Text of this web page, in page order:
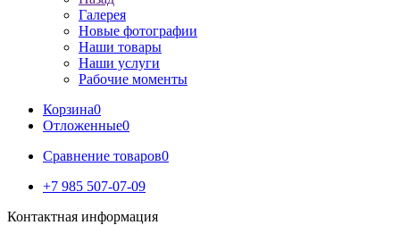
Галерея
Новые фотографии
Наши товары
Наши услуги
Рабочие моменты
Корзина0
Отложенные0
Сравнение товаров0
+7 985 507-07-09
Контактная информация